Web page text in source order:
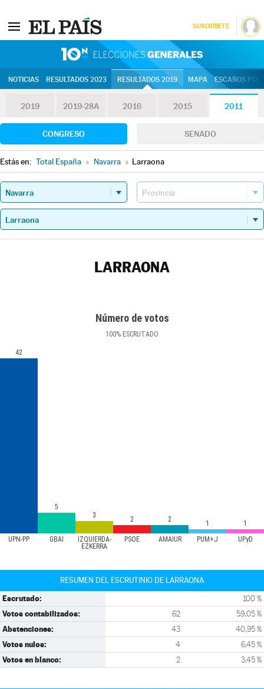
SUSCRÍBETE
NOTICIAS RESULTADOS 2023 RESULTADOS 2019 MAPA ESCAÑOS
2019 2019-28A 2016 2015 2011
CONGRESO SENADO
Estás en: Total España » Navarra » Larraona
LARRAONA
Número de votos
100% ESCRUTADO
UPN-PP GBAI
IZQUIERDA-
EZKERRA
PSOE AMAIUR PUM+J UPyD
42
5
3
2 2 1 1
RESUMEN DEL ESCRUTINIO DE LARRAONA
Escrutado: 100 %
Votos contabilizados: 62 59,05 %
Abstenciones: 43 40,95 %
Votos nulos: 4 6,45 %
Votos en blanco: 2 3,45 %